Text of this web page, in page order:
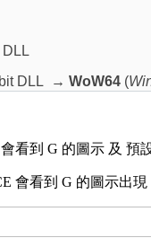
DLL
→ WoW64 (
看到 G 的圖示 及
會看到 G 的圖示出